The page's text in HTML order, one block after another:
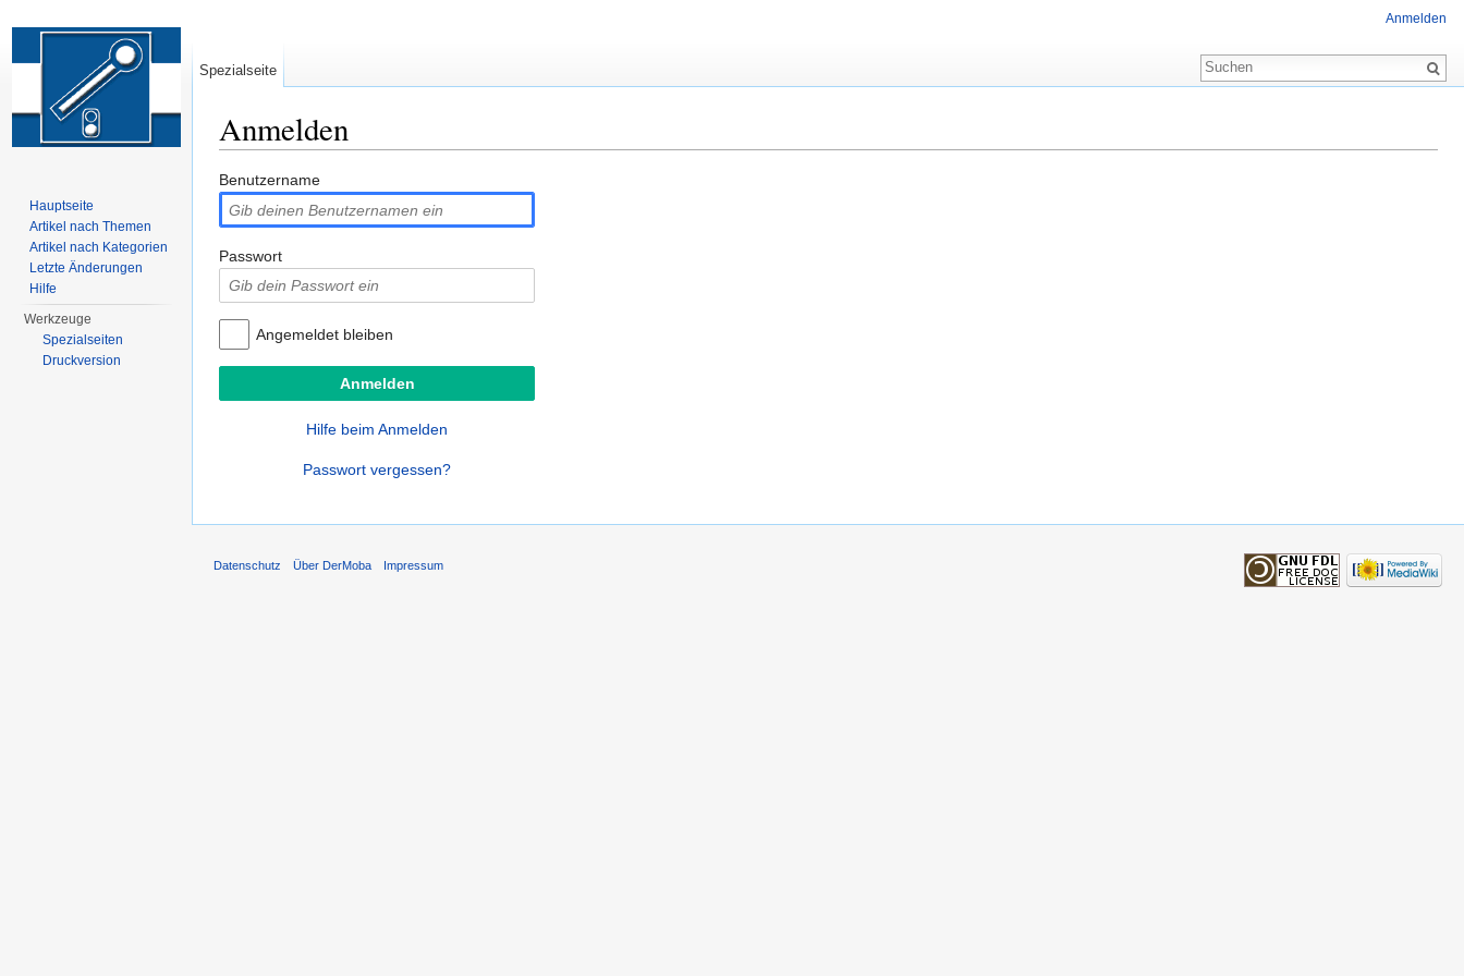
Anmelden
Benutzername
Passwort
Angemeldet bleiben
Hilfe beim Anmelden
Passwort vergessen?
Anmelden
Spezialseite
Hauptseite
Artikel nach Themen
Artikel nach Kategorien
Letzte Änderungen
Hilfe
Werkzeuge
Spezialseiten
Druckversion
Datenschutz Über DerMoba Impressum